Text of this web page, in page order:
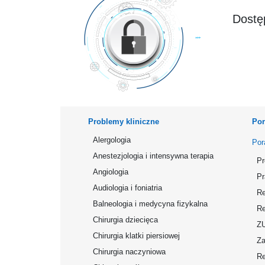
Problemy kliniczne
Alergologia
Anestezjologia i intensywna terapia
Angiologia
Audiologia i foniatria
Balneologia i medycyna fizykalna
Chirurgia dziecięca
Chirurgia klatki piersiowej
Chirurgia naczyniowa